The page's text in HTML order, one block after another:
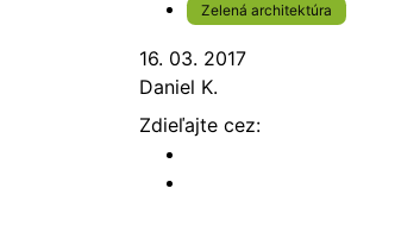
Zelená architektúra
16. 03. 2017
Daniel K.
Zdieľajte cez: